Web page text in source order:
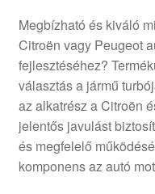
Megbízható és kiváló
Citroën vagy Peugeot
fejlesztéséhez?
választás a jármű
az alkatrész a Citroën
jelentős javulást
és megfelelő
komponens az autó